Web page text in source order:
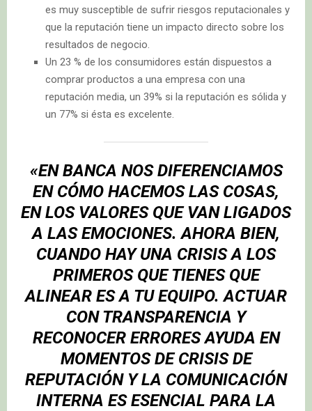
es muy susceptible de sufrir riesgos reputacionales y
que la reputación tiene un impacto directo sobre los
resultados de negocio.
Un 23 % de los consumidores están dispuestos a
comprar productos a una empresa con una
reputación media, un 39% si la reputación es sólida y
un 77% si ésta es excelente.
«EN BANCA NOS DIFERENCIAMOS
EN CÓMO HACEMOS LAS COSAS,
EN LOS VALORES QUE VAN LIGADOS
A LAS EMOCIONES. AHORA BIEN,
CUANDO HAY UNA CRISIS A LOS
PRIMEROS QUE TIENES QUE
ALINEAR ES A TU EQUIPO. ACTUAR
CON TRANSPARENCIA Y
RECONOCER ERRORES AYUDA EN
MOMENTOS DE CRISIS DE
REPUTACIÓN Y LA COMUNICACIÓN
INTERNA ES ESENCIAL PARA LA